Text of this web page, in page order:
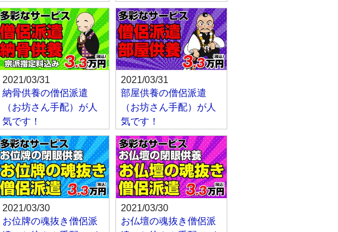
2021/03/31
納骨供養の僧侶派遣
（お坊さん手配）が人
気です！
2021/03/31
部屋供養の僧侶派遣
（お坊さん手配）が人
気です！
2021/03/30
お位牌の魂抜き僧侶派
2021/03/30
お仏壇の魂抜き僧侶派